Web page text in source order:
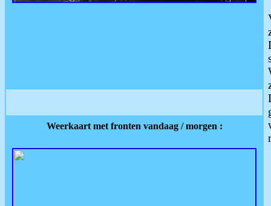
Weerkaart met fronten vandaag / morgen :